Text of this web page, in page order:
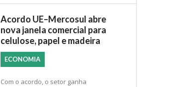
Acordo UE–Mercosul abre
nova janela comercial para
celulose, papel e madeira
ECONOMIA
Com o acordo, o setor ganha